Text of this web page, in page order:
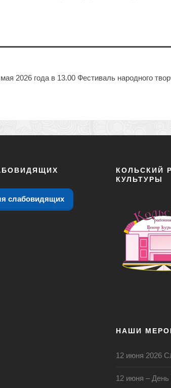
2026 года в 13.00 Фестиваль народного
слабовидящих
КОЛЬСКИЙ
КУЛЬТУРЫ
НАШИ
12 июня
12 июня – День